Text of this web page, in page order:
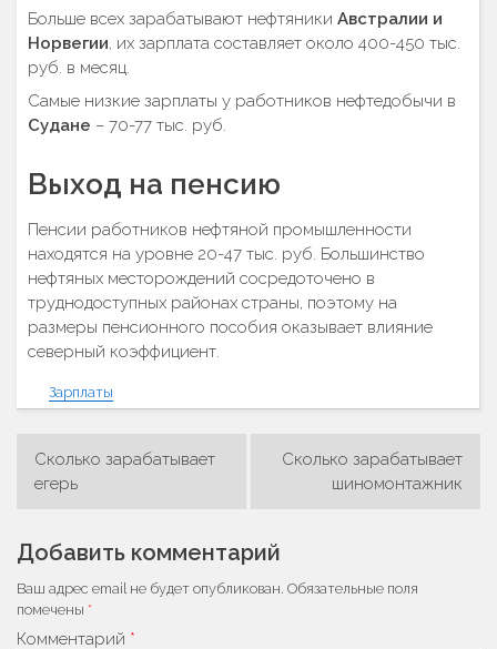
Больше всех зарабатывают нефтяники Австралии и
Норвегии, их зарплата составляет около 400-450 тыс.
руб. в месяц.
Самые низкие зарплаты у работников нефтедобычи в
Судане – 70-77 тыс. руб.
Выход на пенсию
Пенсии работников нефтяной промышленности
находятся на уровне 20-47 тыс. руб. Большинство
нефтяных месторождений сосредоточено в
труднодоступных районах страны, поэтому на
размеры пенсионного пособия оказывает влияние
северный коэффициент.
Зарплаты
Навигация
записям
Сколько зарабатывает
егерь
Сколько зарабатывает
шиномонтажник
Добавить комментарий
Ваш адрес email не будет опубликован. Обязательные поля
помечены *
Комментарий *